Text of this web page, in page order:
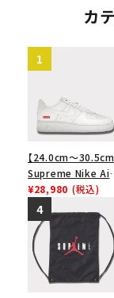
ューズ ブラックカ
【24.0cm～30.5cm
Supreme Nike Air
Force 1 Low シュプ
リーム ナイキエアフ
ース１スニーカー シ
ューズ ホワイト
¥28,980 (税込)